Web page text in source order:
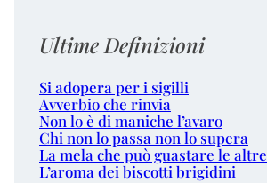
Ultime Definizioni
Si adopera per i sigilli
Avverbio che rinvia
Non lo è di maniche l’avaro
Chi non lo passa non lo supera
La mela che può guastare le altre
L’aroma dei biscotti brigidini